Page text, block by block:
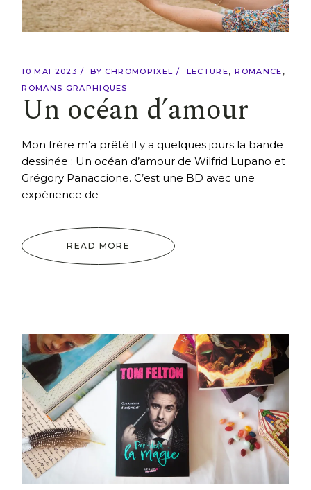
10 MAI 2023 BY CHROMOPIXEL LECTURE
ROMANCE
ROMANS GRAPHIQUES
Un océan d’amour
Mon frère m’a prêté il y a quelques jours la bande
dessinée : Un océan d’amour de Wilfrid Lupano et
Grégory Panaccione. C’est une BD avec une
expérience de
READ MORE